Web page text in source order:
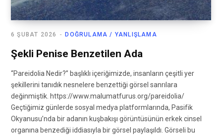
DOĞRULAMA / YANLIŞLAMA
6 ŞUBAT 2026
Şekli Penise Benzetilen Ada
“Pareidolia Nedir?” başlıklı içeriğimizde, insanların çeşitli yer
şekillerini tanıdık nesnelere benzettiği görsel sanrılara
değinmiştik. https://www.malumatfurus.org/pareidolia/
Geçtiğimiz günlerde sosyal medya platformlarında, Pasifik
Okyanusu’nda bir adanın kuşbakışı görüntüsünün erkek cinsel
organına benzediği iddiasıyla bir görsel paylaşıldı. Görseli bu